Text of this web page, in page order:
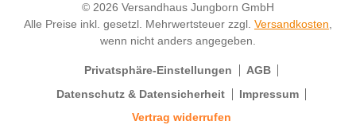
© 2026 Versandhaus Jungborn GmbH
Alle Preise inkl. gesetzl. Mehrwertsteuer zzgl. Versandkosten,
wenn nicht anders angegeben.
Privatsphäre-Einstellungen
AGB
Datenschutz & Datensicherheit
Impressum
Vertrag widerrufen